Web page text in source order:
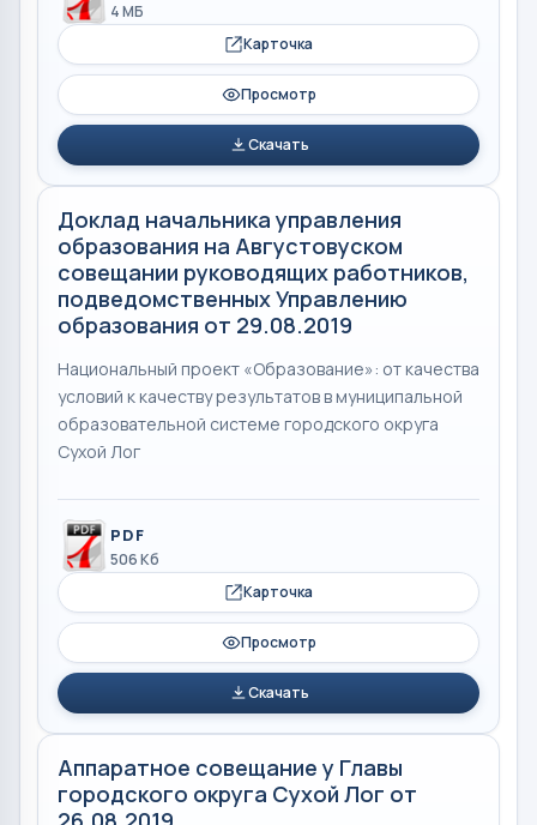
4 МБ
Карточка
Просмотр
Скачать
Доклад начальника управления
образования на Августовуском
совещании руководящих работников,
подведомственных Управлению
образования от 29.08.2019
Национальный проект «Образование»: от качества
условий к качеству результатов в муниципальной
образовательной системе городского округа
Сухой Лог
PDF
506 Кб
Карточка
Просмотр
Скачать
Аппаратное совещание у Главы
городского округа Сухой Лог от